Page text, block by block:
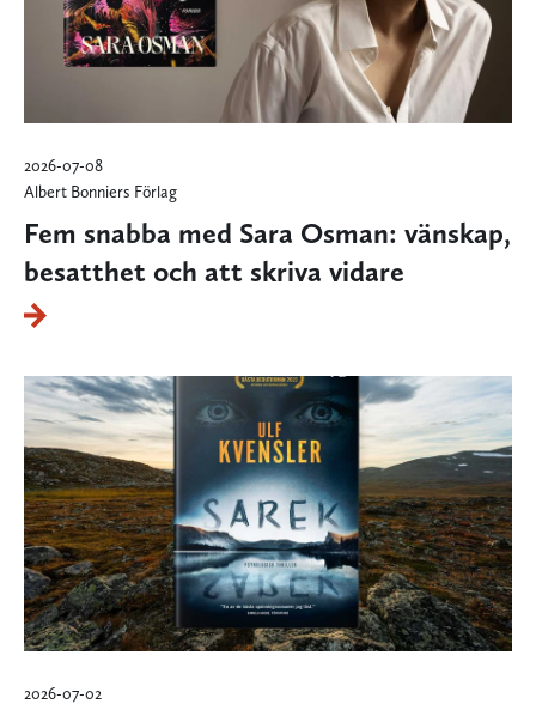
2026-07-08
Albert Bonniers Förlag
Fem snabba med Sara Osman: vänskap,
besatthet och att skriva vidare
2026-07-02